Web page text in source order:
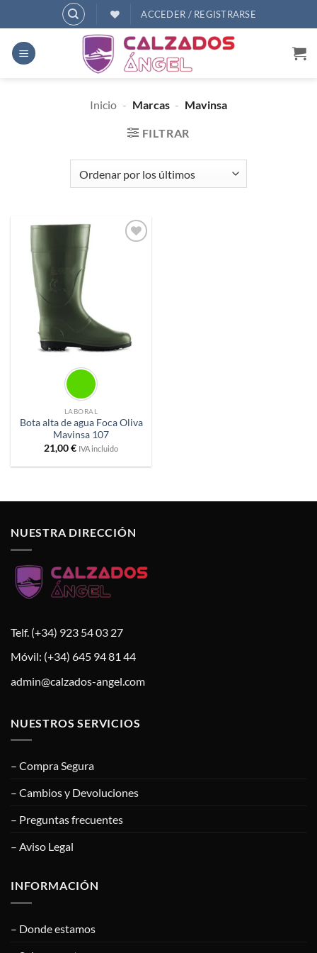
al
contenido
ACCEDER / REGISTRARSE
Inicio - Marcas - Mavinsa
FILTRAR
LABORAL
Bota alta de agua Foca Oliva
Mavinsa 107
21,00€ IVA incluido
NUESTRA DIRECCIÓN
Telf. (+34) 923 54 03 27
Móvil: (+34) 645 94 81 44
admin@calzados-angel.com
NUESTROS SERVICIOS
– Compra Segura
– Cambios y Devoluciones
– Preguntas frecuentes
– Aviso Legal
INFORMACIÓN
– Donde estamos